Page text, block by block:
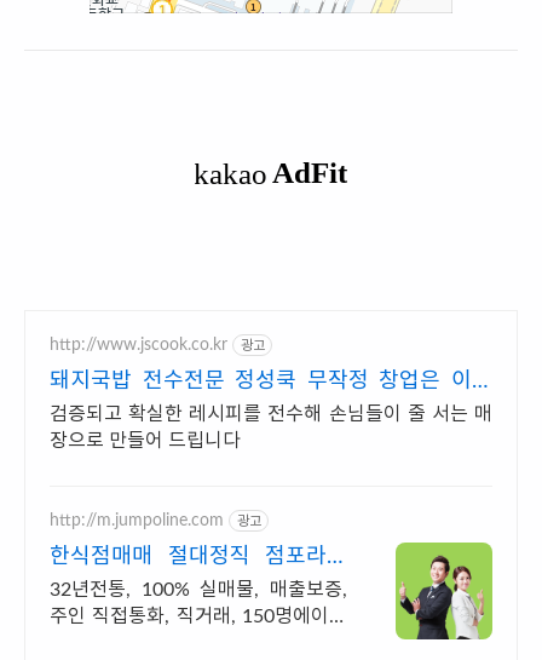
http://www.jscook.co.kr 광고
돼지국밥 전수전문 정성쿡 무작정 창업은 이제
그만
검증되고 확실한 레시피를 전수해 손님들이 줄 서는 매
장으로 만들어 드립니다
http://m.jumpoline.com 광고
한식점매매 절대정직 점포라인
빠른 직거래 & 안전중개거래
32년전통, 100% 실매물, 매출보증,
주인 직접통화, 직거래, 150명에이전